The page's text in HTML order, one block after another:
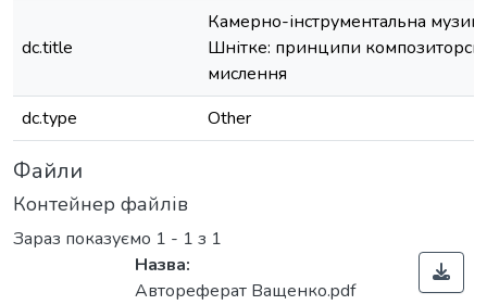
dc.title
Камерно-інструментальна
Шнітке: принципи
мислення
dc.type
Other
Файли
Контейнер файлів
Зараз показуємо 1 - 1 з 1
Назва:
Автореферат Ващенко.pdf